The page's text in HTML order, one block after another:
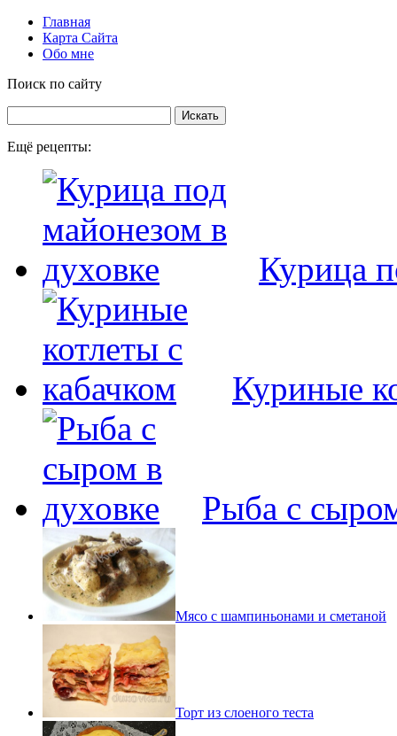
Главная
Карта Сайта
Обо мне
Поиск по сайту
Ещё рецепты:
Курица
Куриные
Рыба с
Мясо с шампиньонами и сметаной
Торт из слоеного теста